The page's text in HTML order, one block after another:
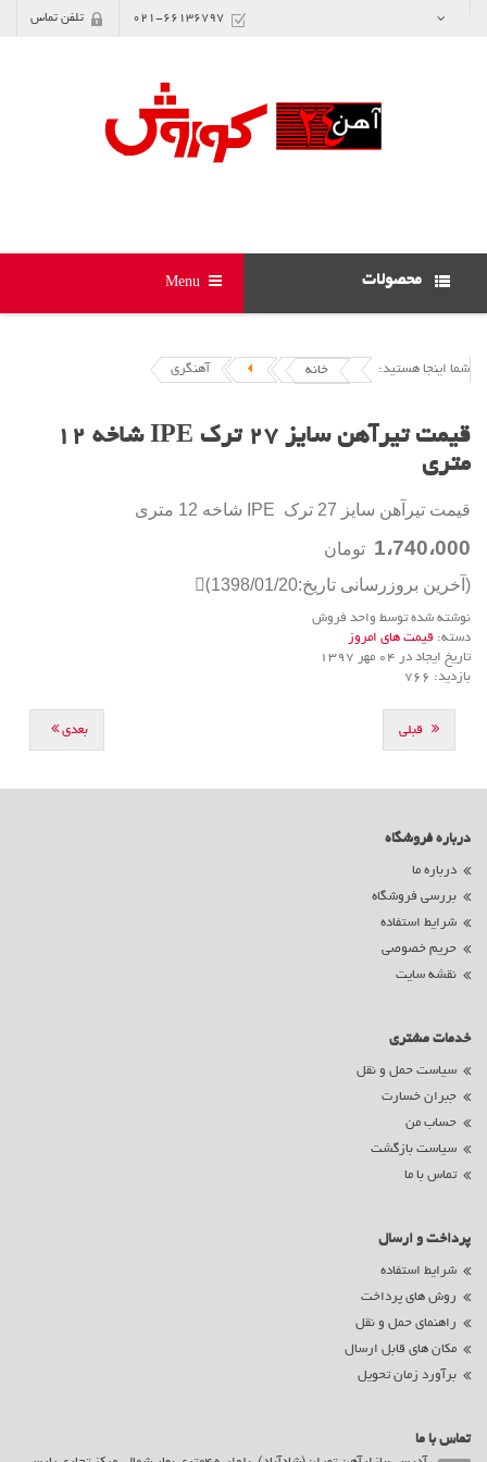
021-66136797 تلفن تماس
محصولات
شما اینجا هستید: خانه آهنگری
قیمت تیرآهن سایز 27 ترک IPE شاخه 12
متری
قیمت تیرآهن سایز 27 ترک IPE شاخه 12 متری
1،740،000 تومان
(آخرین بروزرسانی تاریخ:1398/01/20)َ
نوشته شده توسط واحد فروش
دسته: قیمت های امروز
تاریخ ایجاد در 04 مهر 1397
بازدید: 766
قبلی بعدی
درباره فروشگاه
درباره ما
بررسی فروشگاه
شرایط استفاده
حریم خصوصی
نقشه سایت
خدمات مشتری
سیاست حمل و نقل
جبران خسارت
حساب من
سیاست بازگشت
تماس با ما
پرداخت و ارسال
شرایط استفاده
روش های پرداخت
راهنمای حمل و نقل
مکان های قابل ارسال
برآورد زمان تحویل
تماس با ما